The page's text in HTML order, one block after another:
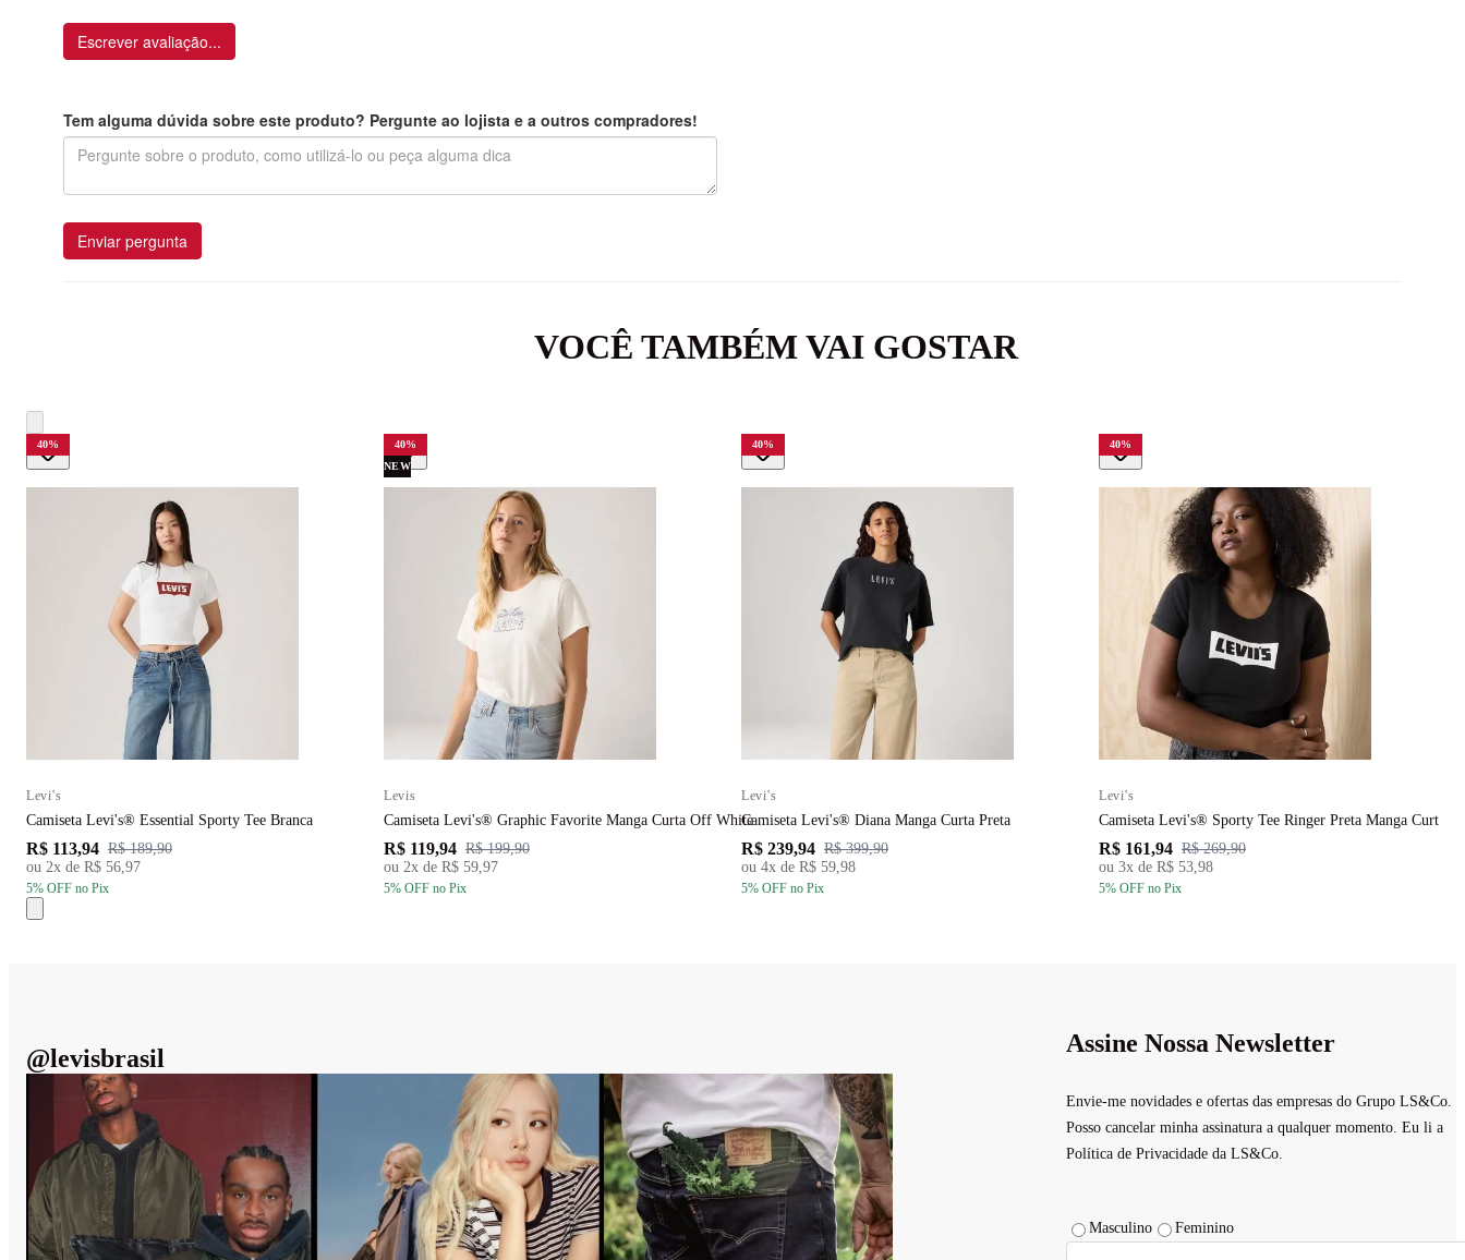
Escrever avaliação...
Tem alguma dúvida sobre este produto? Pergunte ao lojista e a outros compradores!
Enviar pergunta
VOCÊ TAMBÉM VAI GOSTAR
40%
Levi's
Camiseta Levi's® Essential Sporty Tee Branca
R$ 113,94 R$ 189,90
ou 2x de R$ 56,97
5% OFF no Pix
40%
NEW
Levis
Camiseta Levi's® Graphic Favorite Manga Curta Off White
R$ 119,94 R$ 199,90
ou 2x de R$ 59,97
5% OFF no Pix
40%
Levi's
Camiseta Levi's® Diana Manga Curta Preta
R$ 239,94 R$ 399,90
ou 4x de R$ 59,98
5% OFF no Pix
40%
Levi's
Camiseta Levi's® Sporty Tee Ringer Preta Manga Curta
R$ 161,94 R$ 269,90
ou 3x de R$ 53,98
5% OFF no Pix
@levisbrasil
Assine Nossa Newsletter
Envie-me novidades e ofertas das empresas do Grupo LS&Co.
Posso cancelar minha assinatura a qualquer momento. Eu li a
Política de Privacidade da LS&Co.
Masculino Feminino